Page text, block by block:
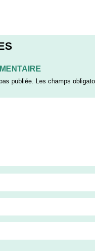
publiée. Les champs